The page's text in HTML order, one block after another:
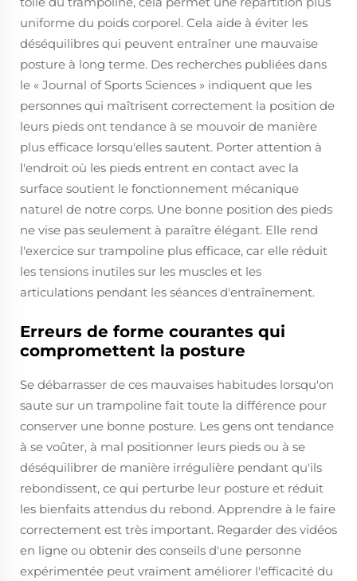
uniforme du poids corporel. Cela aide à éviter les
déséquilibres qui peuvent entraîner une mauvaise
posture à long terme. Des recherches publiées dans
le « Journal of Sports Sciences » indiquent que les
personnes qui maîtrisent correctement la position de
leurs pieds ont tendance à se mouvoir de manière
plus efficace lorsqu'elles sautent. Porter attention à
l'endroit où les pieds entrent en contact avec la
surface soutient le fonctionnement mécanique
naturel de notre corps. Une bonne position des pieds
ne vise pas seulement à paraître élégant. Elle rend
l'exercice sur trampoline plus efficace, car elle réduit
les tensions inutiles sur les muscles et les
articulations pendant les séances d'entraînement.
Erreurs de forme courantes qui
compromettent la posture
Se débarrasser de ces mauvaises habitudes lorsqu'on
saute sur un trampoline fait toute la différence pour
conserver une bonne posture. Les gens ont tendance
à se voûter, à mal positionner leurs pieds ou à se
déséquilibrer de manière irrégulière pendant qu'ils
rebondissent, ce qui perturbe leur posture et réduit
les bienfaits attendus du rebond. Apprendre à le faire
correctement est très important. Regarder des vidéos
en ligne ou obtenir des conseils d'une personne
expérimentée peut vraiment améliorer l'efficacité du